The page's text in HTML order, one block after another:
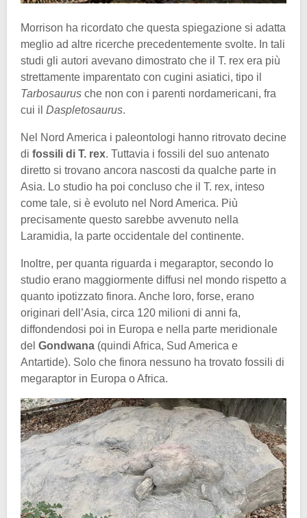
Morrison ha ricordato che questa spiegazione si adatta
meglio ad altre ricerche precedentemente svolte. In tali
studi gli autori avevano dimostrato che il T. rex era più
strettamente imparentato con cugini asiatici, tipo il
Tarbosaurus che non con i parenti nordamericani, fra
cui il Daspletosaurus.
Nel Nord America i paleontologi hanno ritrovato decine
di fossili di T. rex. Tuttavia i fossili del suo antenato
diretto si trovano ancora nascosti da qualche parte in
Asia. Lo studio ha poi concluso che il T. rex, inteso
come tale, si è evoluto nel Nord America. Più
precisamente questo sarebbe avvenuto nella
Laramidia, la parte occidentale del continente.
Inoltre, per quanta riguarda i megaraptor, secondo lo
studio erano maggiormente diffusi nel mondo rispetto a
quanto ipotizzato finora. Anche loro, forse, erano
originari dell’Asia, circa 120 milioni di anni fa,
diffondendosi poi in Europa e nella parte meridionale
del Gondwana (quindi Africa, Sud America e
Antartide). Solo che finora nessuno ha trovato fossili di
megaraptor in Europa o Africa.